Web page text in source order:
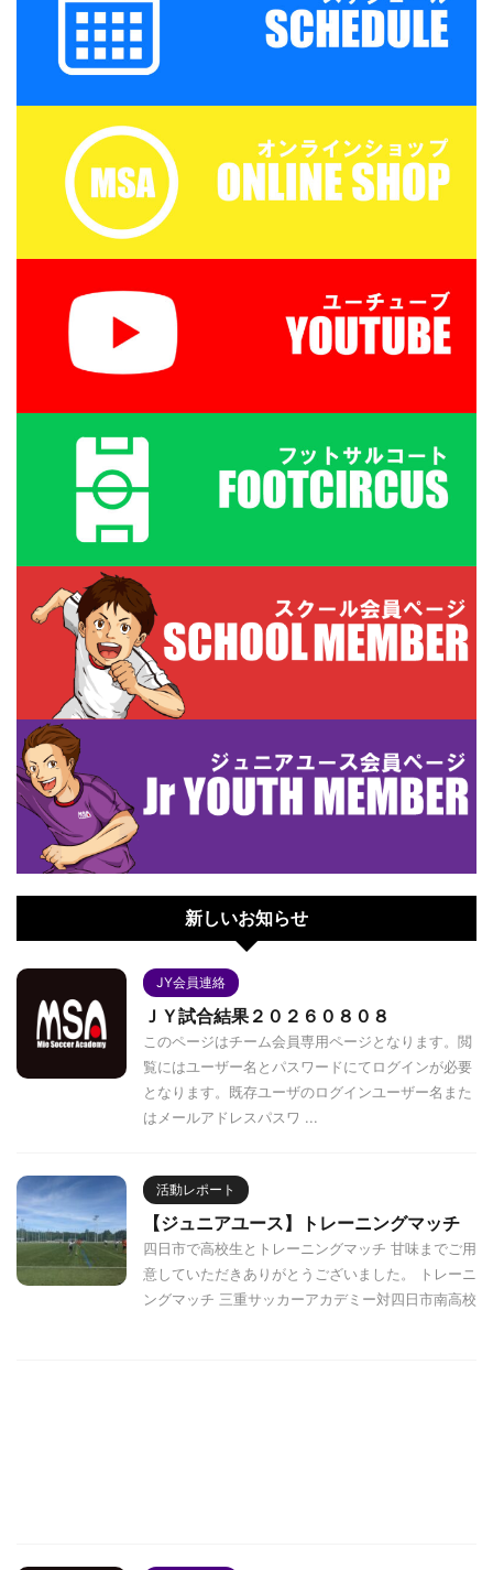
ップを兼ねた基礎技術練
習の後、たくさんミニサ
ッカーの試合を実施。そ
Mreform 時間割： 小学
１ー３年生 １６：３０－
１７：２０ 定員１２名程
度 最少催行人数６ ...
07/PXL_20260718_0801
22879.mp4 トレーニン
新しいお知らせ
JY会員連絡
ＪＹ試合結果２０２６０８０８
このページはチーム会員専用ページとなります。閲
覧にはユーザー名とパスワードにてログインが必要
となります。既存ユーザのログインユーザー名また
はメールアドレスパスワ ...
活動レポート
【ジュニアユース】トレーニングマッチ
四日市で高校生とトレーニングマッチ 甘味までご用
意していただきありがとうございました。 トレーニ
ングマッチ 三重サッカーアカデミー対四日市南高校